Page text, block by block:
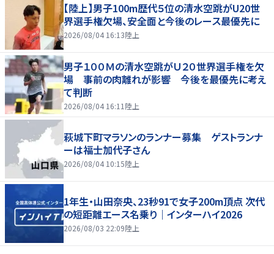
【陸上】男子100m歴代５位の清水空跳がU20世
界選手権欠場、安全面と今後のレース最優先に
2026/08/04 16:13陸上
男子１００Ｍの清水空跳がＵ２０世界選手権を欠
場 事前の肉離れが影響 今後を最優先に考え
て判断
2026/08/04 16:11 陸上
萩城下町マラソンのランナー募集 ゲストランナ
ーは福士加代子さん
2026/08/04 10:15陸上
1年生・山田奈央、23秒91で女子200m頂点 次代
の短距離エース名乗り｜インターハイ2026
2026/08/03 22:09陸上